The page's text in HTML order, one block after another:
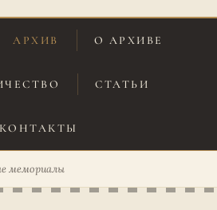
АРХИВ О АРХИВЕ
СТАТЬИ
КОНТАКТЫ
мемориалы